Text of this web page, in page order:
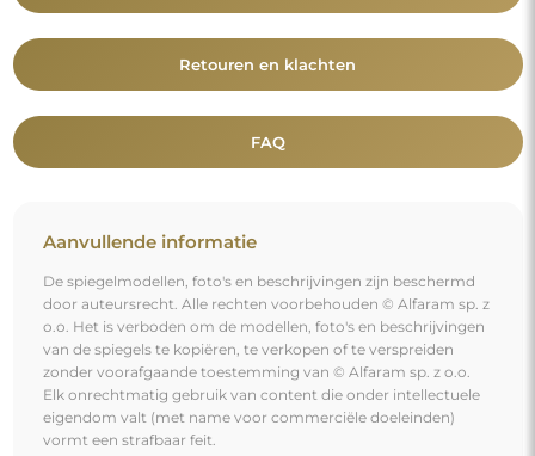
Retouren en klachten
FAQ
Aanvullende informatie
De spiegelmodellen, foto's en beschrijvingen zijn beschermd
door auteursrecht. Alle rechten voorbehouden © Alfaram sp. z
o.o. Het is verboden om de modellen, foto's en beschrijvingen
van de spiegels te kopiëren, te verkopen of te verspreiden
zonder voorafgaande toestemming van © Alfaram sp. z o.o.
Elk onrechtmatig gebruik van content die onder intellectuele
eigendom valt (met name voor commerciële doeleinden)
vormt een strafbaar feit.